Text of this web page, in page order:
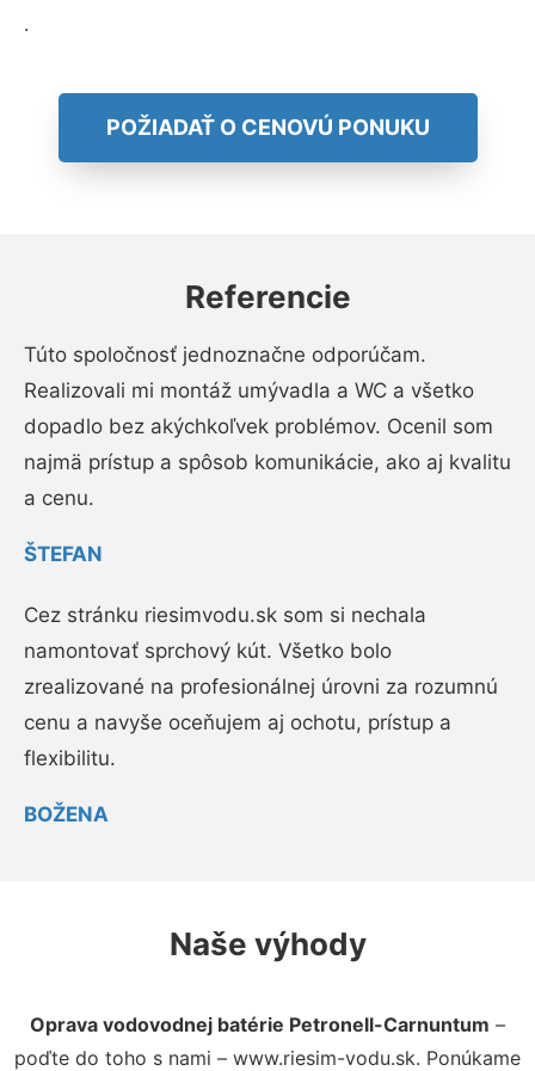
.
POŽIADAŤ O CENOVÚ PONUKU
Referencie
Túto spoločnosť jednoznačne odporúčam.
Realizovali mi montáž umývadla a WC a všetko
dopadlo bez akýchkoľvek problémov. Ocenil som
najmä prístup a spôsob komunikácie, ako aj kvalitu
a cenu.
ŠTEFAN
Cez stránku riesimvodu.sk som si nechala
namontovať sprchový kút. Všetko bolo
zrealizované na profesionálnej úrovni za rozumnú
cenu a navyše oceňujem aj ochotu, prístup a
flexibilitu.
BOŽENA
Naše výhody
Oprava vodovodnej batérie Petronell-Carnuntum –
poďte do toho s nami – www.riesim-vodu.sk. Ponúkame